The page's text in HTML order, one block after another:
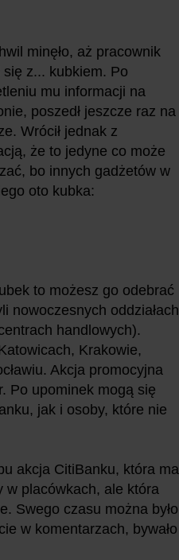
minęło, aż pracownik
się z... kubkiem. Po
mu informacji na
poszedł jeszcze raz na
Wrócił jednak z
że to jedyne co może
bo innych gadżetów w
oto kubka:
to możesz go odebrać
nowoczesnych oddziałach
handlowych).
Krakowie,
Akcja promocyjna
Po upominek mogą się
jak i osoby, które nie
akcja CitiBanku, która ma
w placówkach, ale która
Swego czasu można było
w komentarzach, bywało